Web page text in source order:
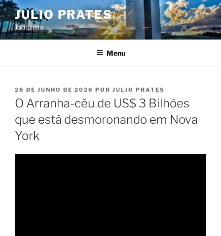
Pular
para
o
conteúdo
JULIO PRATES
Jornalista
Menu
PUBLICADO
EM
26 DE JUNHO DE 2026 POR JULIO PRATES
O Arranha-céu de US$ 3 Bilhões
que está desmoronando em Nova
York